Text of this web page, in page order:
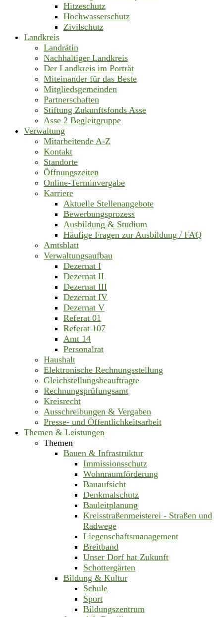
Hitzeschutz
Hochwasserschutz
Zivilschutz
Landkreis
Landrätin
Nachhaltiger Landkreis
Der Landkreis im Porträt
Miteinander für das Beste
Mitgliedsgemeinden
Partnerschaften
Stiftung Zukunftsfonds Asse
Asse 2 Begleitgruppe
Verwaltung
Mitarbeitende A-Z
Kontakt
Standorte
Öffnungszeiten
Online-Terminvergabe
Karriere
Aktuelle Stellenangebote
Bewerbungsprozess
Ausbildung & Studium
Häufige Fragen zur Ausbildung / FAQ
Amtsblatt
Verwaltungsaufbau
Dezernat I
Dezernat II
Dezernat III
Dezernat IV
Dezernat V
Referat 01
Referat 107
Amt 14
Personalrat
Haushalt
Elektronische Rechnungsstellung
Gleichstellungsbeauftragte
Rechnungsprüfungsamt
Kreisrecht
Ausschreibungen & Vergaben
Presse- und Öffentlichkeitsarbeit
Themen & Leistungen
Themen
Bauen & Infrastruktur
Immissionsschutz
Wohnraumförderung
Bauaufsicht
Denkmalschutz
Bauleitplanung
Kreisstraßenmeisterei - Straßen und
Radwege
Liegenschaftsmanagement
Breitband
Unser Dorf hat Zukunft
Schottergärten
Bildung & Kultur
Schule
Sport
Bildungszentrum